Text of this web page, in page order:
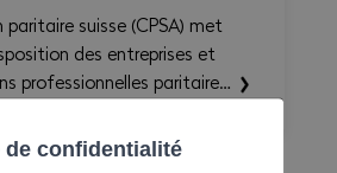
suisse (CPSA) met
des entreprises et
professionnelles paritaires
de la Convention
de confidentialité